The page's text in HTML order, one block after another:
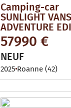
Camping-car
SUNLIGHT
ADVENTURE
57990 €
NEUF
2025 Roanne (42)